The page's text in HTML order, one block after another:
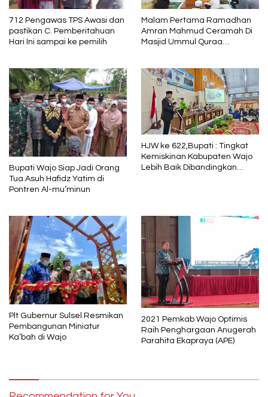
712 Pengawas TPS Awasi dan
pastikan C. Pemberitahuan
Hari Ini sampai ke pemilih
Malam Pertama Ramadhan
Amran Mahmud Ceramah Di
Masjid Ummul Quraa
Bupati Wajo Siap Jadi Orang
Tua Asuh Hafidz Yatim di
Pontren Al-mu’minun
HJW ke 622,Bupati : Tingkat
Kemiskinan Kabupaten Wajo
Lebih Baik Dibandingkan
Plt Gubernur Sulsel Resmikan
Pembangunan Miniatur
Ka’bah di Wajo
2021 Pemkab Wajo Optimis
Raih Penghargaan Anugerah
Parahita Ekapraya (APE)